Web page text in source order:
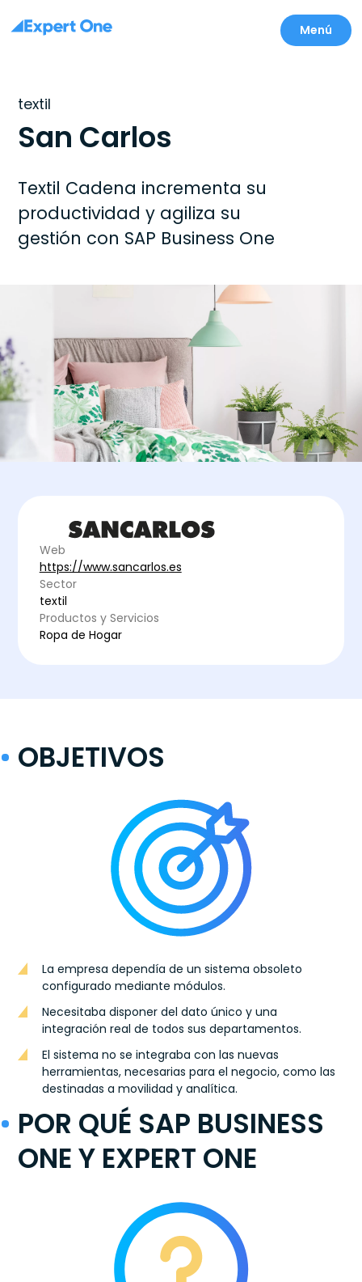
Menú
textil
San Carlos
Textil Cadena incrementa su
productividad y agiliza su
gestión con SAP Business One
Web
https://www.sancarlos.es
Sector
textil
Productos y Servicios
Ropa de Hogar
OBJETIVOS
La empresa dependía de un sistema obsoleto
configurado mediante módulos.
Necesitaba disponer del dato único y una
integración real de todos sus departamentos.
El sistema no se integraba con las nuevas
herramientas, necesarias para el negocio, como las
destinadas a movilidad y analítica.
POR QUÉ SAP BUSINESS
ONE Y EXPERT ONE